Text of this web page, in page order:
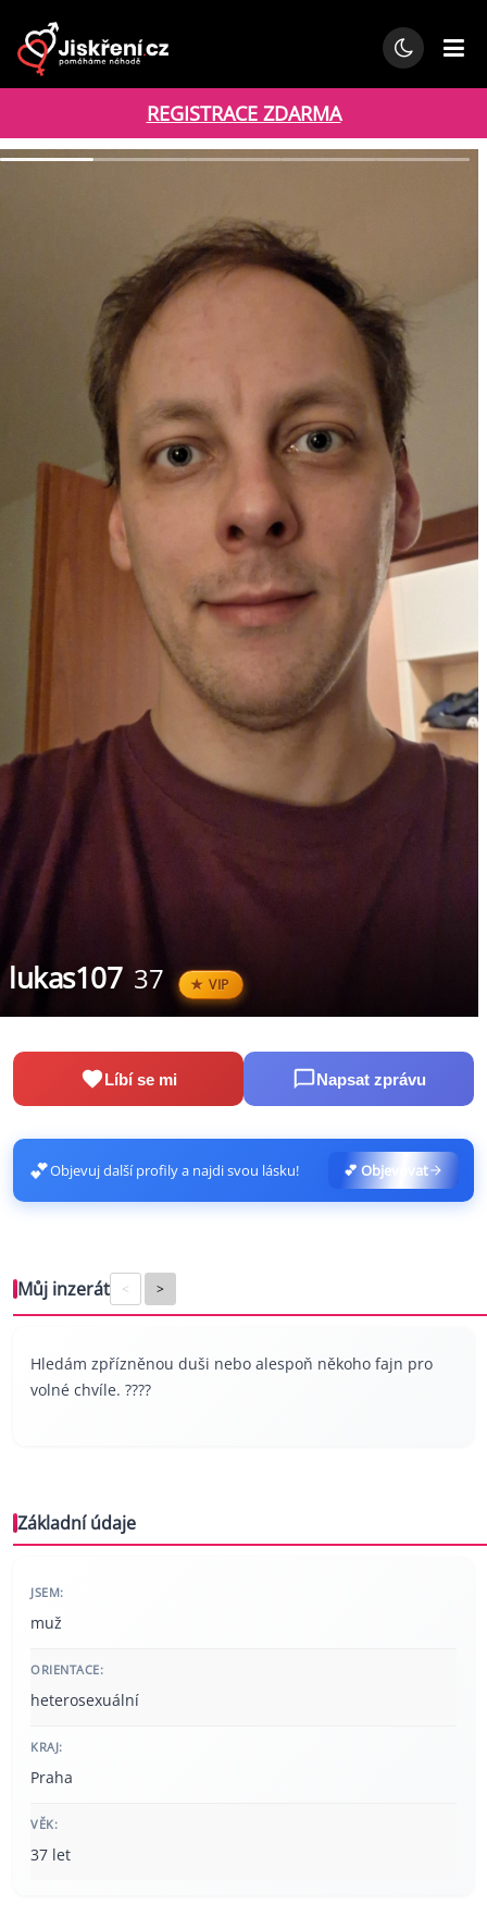
REGISTRACE ZDARMA
lukas107 37 VIP
Líbí se mi Napsat zprávu
💕Objevuj další profily a najdi svou lásku! 💕 Objevovat
Můj inzerát < >
Hledám zpřízněnou duši nebo alespoň někoho fajn pro
volné chvíle. ????
Základní údaje
JSEM:
muž
ORIENTACE:
heterosexuální
KRAJ:
Praha
VĚK:
37 let